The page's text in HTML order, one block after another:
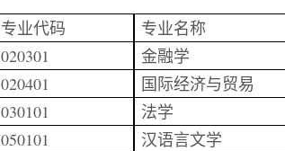
专业代码 专业名称
020301 金融学
020401 国际经济与贸易
030101 法学
050101 汉语言文学